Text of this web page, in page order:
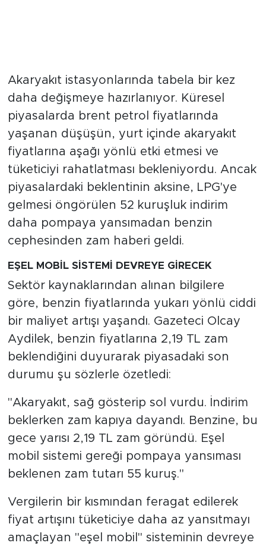
Akaryakıt istasyonlarında tabela bir kez
daha değişmeye hazırlanıyor. Küresel
piyasalarda brent petrol fiyatlarında
yaşanan düşüşün, yurt içinde akaryakıt
fiyatlarına aşağı yönlü etki etmesi ve
tüketiciyi rahatlatması bekleniyordu. Ancak
piyasalardaki beklentinin aksine, LPG'ye
gelmesi öngörülen 52 kuruşluk indirim
daha pompaya yansımadan benzin
cephesinden zam haberi geldi.
EŞEL MOBİL SİSTEMİ DEVREYE GİRECEK
Sektör kaynaklarından alınan bilgilere
göre, benzin fiyatlarında yukarı yönlü ciddi
bir maliyet artışı yaşandı. Gazeteci Olcay
Aydilek, benzin fiyatlarına 2,19 TL zam
beklendiğini duyurarak piyasadaki son
durumu şu sözlerle özetledi:
"Akaryakıt, sağ gösterip sol vurdu. İndirim
beklerken zam kapıya dayandı. Benzine, bu
gece yarısı 2,19 TL zam göründü. Eşel
mobil sistemi gereği pompaya yansıması
beklenen zam tutarı 55 kuruş."
Vergilerin bir kısmından feragat edilerek
fiyat artışını tüketiciye daha az yansıtmayı
amaçlayan "eşel mobil" sisteminin devreye